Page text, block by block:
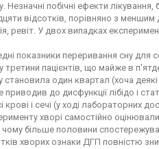
Незначні побічні ефекти
відсотків, порівняно з меншим
ревіт. У двох випадках
показники переривання сну для
пацієнтів, що майже в
становила один квартал (хоча
до дисфункції лібідо і
крові і сечі (у ході
хворі самостійно
більше половини
хворих ознаки ДГП повністю